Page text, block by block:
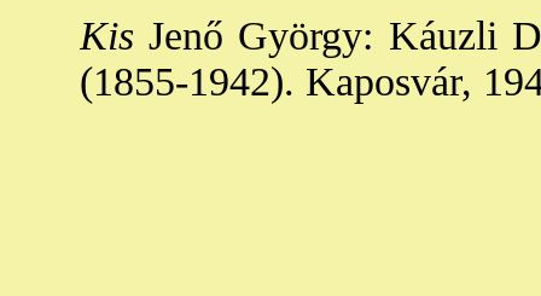
Kis Jenő György: Káuzli
(1855-1942). Kaposvár,